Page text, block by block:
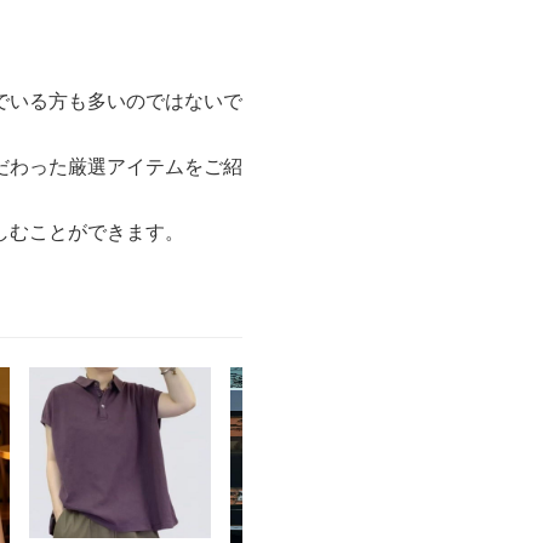
る方も多いのではないで
った厳選アイテムをご紹
ことができます。